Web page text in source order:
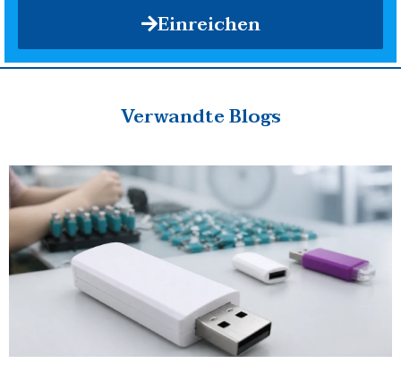
Einreichen
Verwandte Blogs